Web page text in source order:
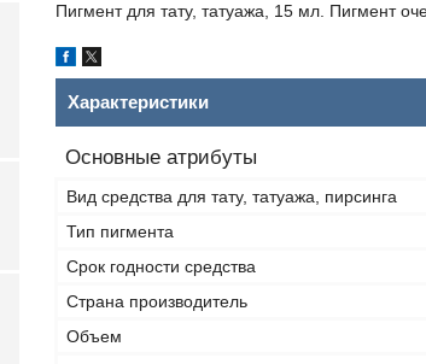
Пигмент для тату, татуажа, 15 мл. Пигмент
Характеристики
Основные атрибуты
Вид средства для тату, татуажа, пирсинга
Тип пигмента
Срок годности средства
Страна производитель
Объем